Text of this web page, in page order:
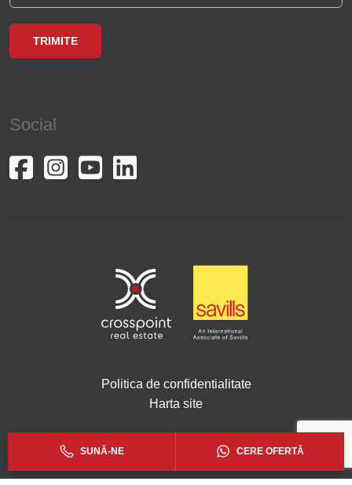
SUNĂ-NE CERE OFERTĂ
Social
Politica de confidentialitate
Harta site
Copyright © 2026. Toate drepturile rezervate Crosspoint.